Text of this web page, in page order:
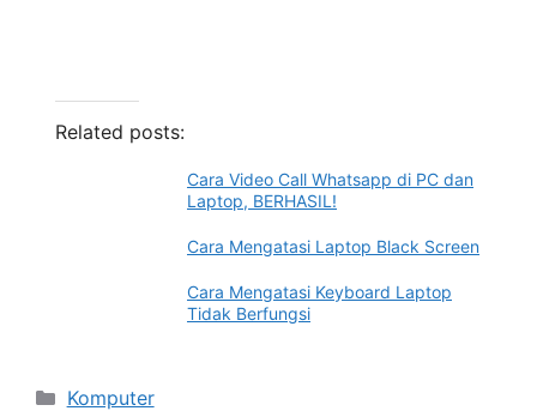
Related posts:
Cara Video Call Whatsapp di PC dan
Laptop, BERHASIL!
Cara Mengatasi Laptop Black Screen
Cara Mengatasi Keyboard Laptop
Tidak Berfungsi
Categories
Komputer